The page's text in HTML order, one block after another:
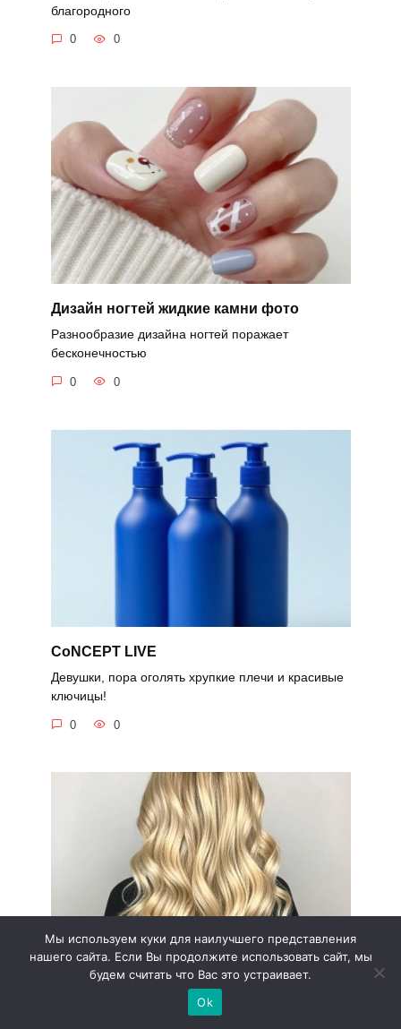
благородного
0 0
Дизайн ногтей жидкие камни фото
Разнообразие дизайна ногтей поражает
бесконечностью
0 0
CoNCEPT LIVE
Девушки, пора оголять хрупкие плечи и красивые
ключицы!
0 0
Если вы решили сделать метаморфозу и
Мы используем куки для наилучшего представления
нашего сайта. Если Вы продолжите использовать сайт, мы
будем считать что Вас это устраивает.
Ok